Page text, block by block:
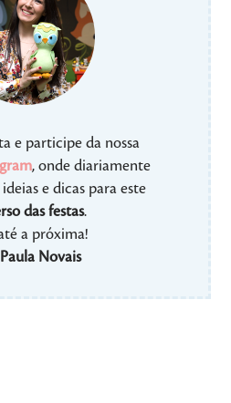
e participe da nossa
, onde diariamente
e dicas para este
das festas.
a próxima!
Novais